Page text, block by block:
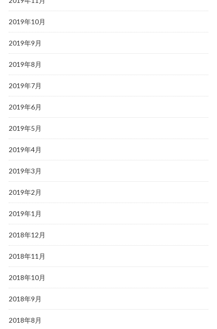
2019年10月
2019年9月
2019年8月
2019年7月
2019年6月
2019年5月
2019年4月
2019年3月
2019年2月
2019年1月
2018年12月
2018年11月
2018年10月
2018年9月
2018年8月